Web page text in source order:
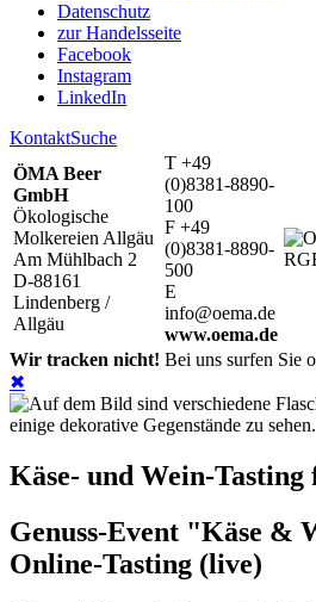
Datenschutz
zur Handelsseite
Facebook
Instagram
LinkedIn
KontaktSuche
ÖMA Beer
GmbH
Ökologische
Molkereien Allgäu
Am Mühlbach 2
D-88161
Lindenberg /
Allgäu
T +49
(0)8381-8890-
100
F +49
(0)8381-8890-
500
E
info@oema.de
www.oema.de
Wir tracken nicht! Bei uns surfen Sie
✖
Käse- und Wein-Tasting
Genuss-Event "Käse &
Online-Tasting (live)